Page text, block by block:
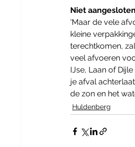
Niet
'Maar de vele
kleine
terechtkomen,
veel afvoeren
IJse, Laan of
je afval
de zon en het
Huldenberg